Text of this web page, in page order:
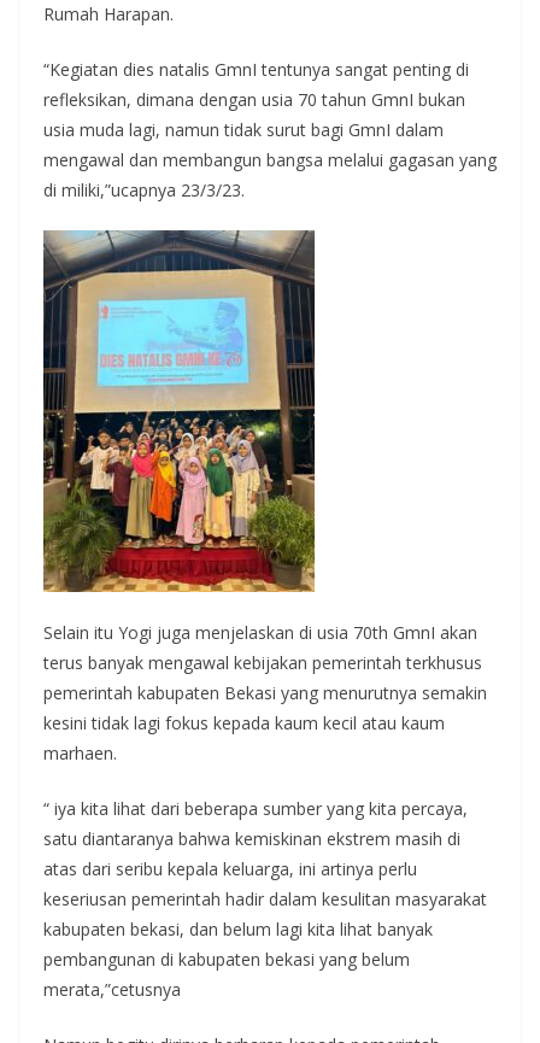
Rumah Harapan.
“Kegiatan dies natalis GmnI tentunya sangat penting di
refleksikan, dimana dengan usia 70 tahun GmnI bukan
usia muda lagi, namun tidak surut bagi GmnI dalam
mengawal dan membangun bangsa melalui gagasan yang
di miliki,”ucapnya 23/3/23.
Selain itu Yogi juga menjelaskan di usia 70th GmnI akan
terus banyak mengawal kebijakan pemerintah terkhusus
pemerintah kabupaten Bekasi yang menurutnya semakin
kesini tidak lagi fokus kepada kaum kecil atau kaum
marhaen.
“ iya kita lihat dari beberapa sumber yang kita percaya,
satu diantaranya bahwa kemiskinan ekstrem masih di
atas dari seribu kepala keluarga, ini artinya perlu
keseriusan pemerintah hadir dalam kesulitan masyarakat
kabupaten bekasi, dan belum lagi kita lihat banyak
pembangunan di kabupaten bekasi yang belum
merata,”cetusnya